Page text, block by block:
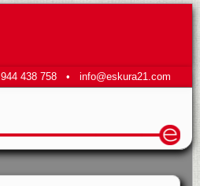
944 438 758• info@eskura21.com